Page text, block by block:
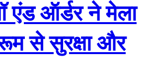
एंड ऑर्डर ने मेला
से सुरक्षा और